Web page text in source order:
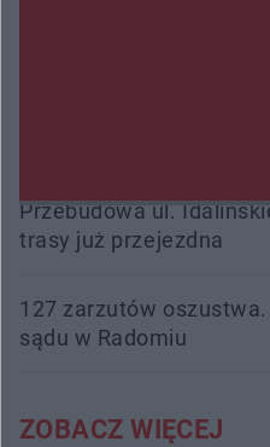
Przebudowa ul.
trasy już przejezdna
127 zarzutów
sądu w Radomiu
ZOBACZ WIĘCEJ